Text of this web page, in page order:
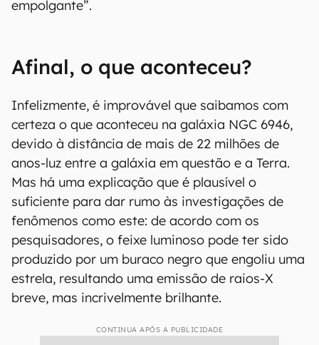
empolgante”.
Afinal, o que aconteceu?
Infelizmente, é improvável que saibamos com
certeza o que aconteceu na galáxia NGC 6946,
devido à distância de mais de 22 milhões de
anos-luz entre a galáxia em questão e a Terra.
Mas há uma explicação que é plausível o
suficiente para dar rumo às investigações de
fenômenos como este: de acordo com os
pesquisadores, o feixe luminoso pode ter sido
produzido por um buraco negro que engoliu uma
estrela, resultando uma emissão de raios-X
breve, mas incrivelmente brilhante.
CONTINUA APÓS A PUBLICIDADE